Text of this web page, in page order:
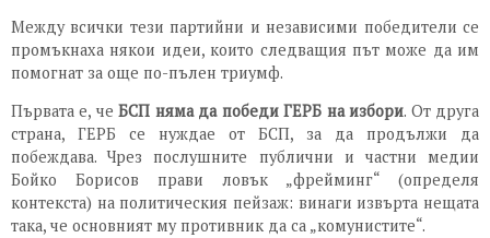
Между всички тези партийни и независими победители се
промъкнаха някои идеи, които следващия път може да им
помогнат за още по-пълен триумф.
Първата е, чеБСП няма да победи ГЕРБ на избори. От друга
страна, ГЕРБ се нуждае от БСП, за да продължи да
побеждава. Чрез послушните публични и частни медии
Бойко Борисов прави ловък „фрейминг“ (определя
контекста) на политическия пейзаж: винаги извърта нещата
така, че основният му противник да са „комунистите“.